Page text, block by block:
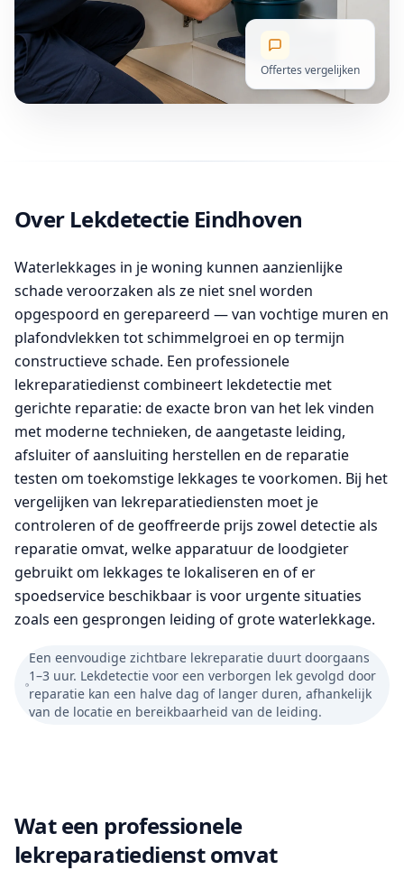
Offertes vergelijken
Over Lekdetectie Eindhoven
Waterlekkages in je woning kunnen aanzienlijke
schade veroorzaken als ze niet snel worden
opgespoord en gerepareerd — van vochtige muren en
plafondvlekken tot schimmelgroei en op termijn
constructieve schade. Een professionele
lekreparatiedienst combineert lekdetectie met
gerichte reparatie: de exacte bron van het lek vinden
met moderne technieken, de aangetaste leiding,
afsluiter of aansluiting herstellen en de reparatie
testen om toekomstige lekkages te voorkomen. Bij het
vergelijken van lekreparatiediensten moet je
controleren of de geoffreerde prijs zowel detectie als
reparatie omvat, welke apparatuur de loodgieter
gebruikt om lekkages te lokaliseren en of er
spoedservice beschikbaar is voor urgente situaties
zoals een gesprongen leiding of grote waterlekkage.
Een eenvoudige zichtbare lekreparatie duurt doorgaans
1–3 uur. Lekdetectie voor een verborgen lek gevolgd door
reparatie kan een halve dag of langer duren, afhankelijk
van de locatie en bereikbaarheid van de leiding.
Wat een professionele
lekreparatiedienst omvat